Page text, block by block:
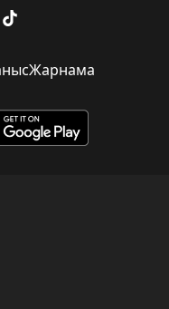
Жарнама